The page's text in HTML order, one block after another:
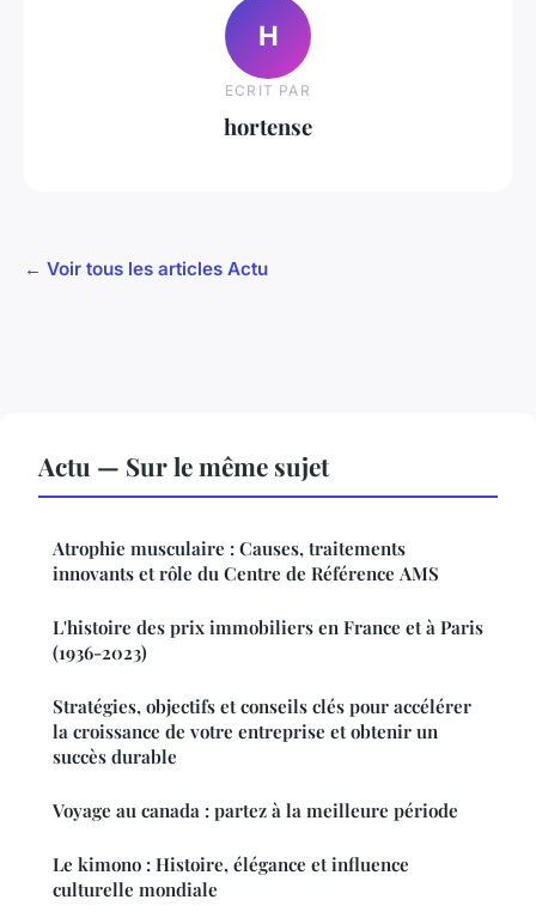
H
ECRIT PAR
hortense
← Voir tous les articles Actu
Actu — Sur le même sujet
Atrophie musculaire : Causes, traitements
innovants et rôle du Centre de Référence AMS
L'histoire des prix immobiliers en France et à Paris
(1936-2023)
Stratégies, objectifs et conseils clés pour accélérer
la croissance de votre entreprise et obtenir un
succès durable
Voyage au canada : partez à la meilleure période
Le kimono : Histoire, élégance et influence
culturelle mondiale